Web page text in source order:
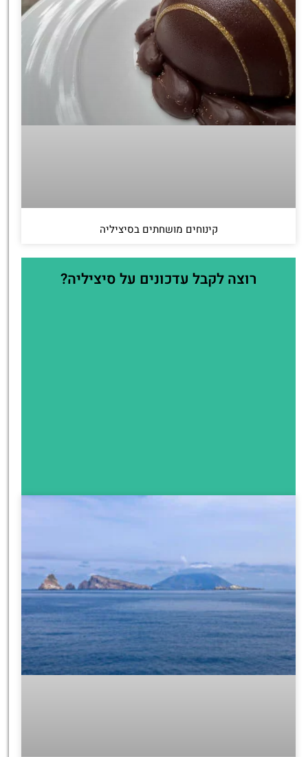
קינוחים מושחתים בסיציליה
רוצה לקבל עדכונים על סיציליה?